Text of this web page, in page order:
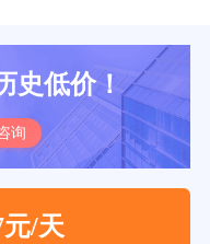
史低价！
询
/天